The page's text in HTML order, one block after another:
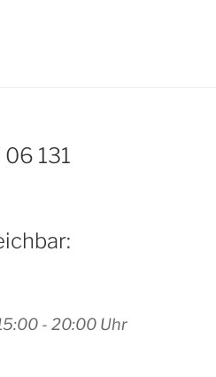
131
- 20:00 Uhr